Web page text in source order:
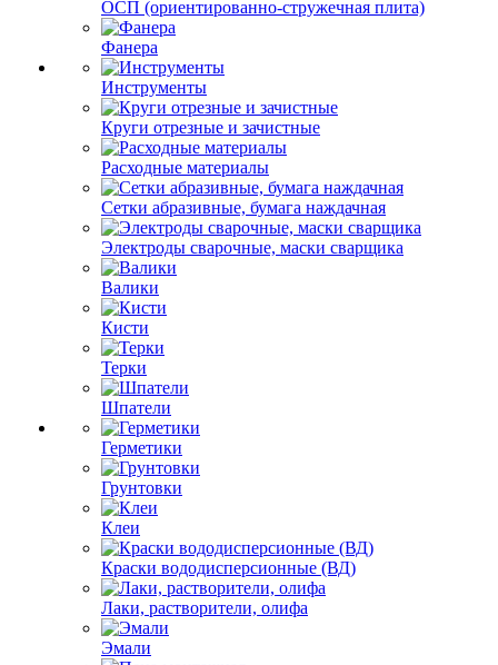
ОСП (ориентированно-стружечная плита)
Фанера
Инструменты
Круги отрезные и зачистные
Расходные материалы
Сетки абразивные, бумага наждачная
Электроды сварочные, маски сварщика
Валики
Кисти
Терки
Шпатели
Герметики
Грунтовки
Клеи
Краски вододисперсионные (ВД)
Лаки, растворители, олифа
Эмали